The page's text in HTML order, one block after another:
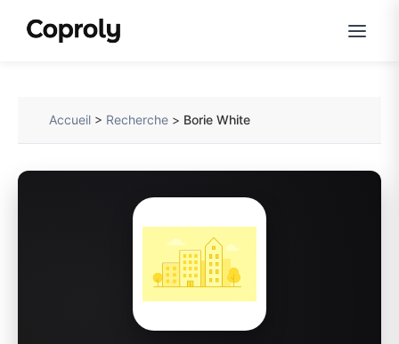
Accueil > Recherche > Borie White